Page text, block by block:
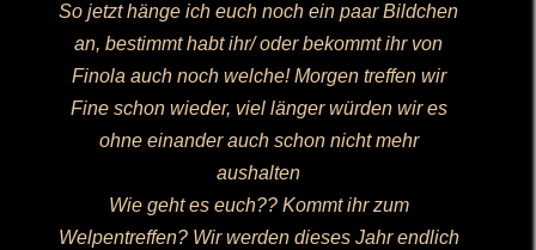
So jetzt hänge ich euch noch ein paar Bildchen
an, bestimmt habt ihr/ oder bekommt ihr von
Finola auch noch welche! Morgen treffen wir
Fine schon wieder, viel länger würden wir es
ohne einander auch schon nicht mehr
aushalten
Wie geht es euch?? Kommt ihr zum
Welpentreffen? Wir werden dieses Jahr endlich